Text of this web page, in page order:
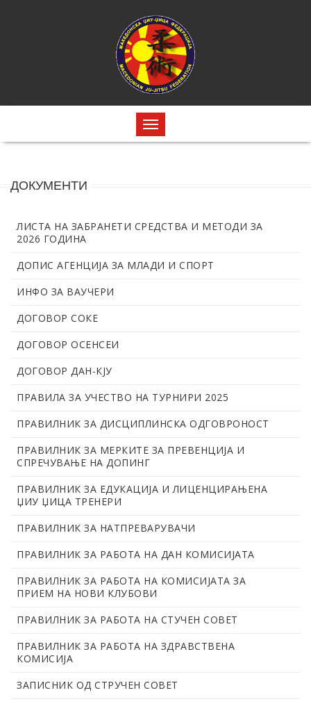
ДОКУМЕНТИ
ЛИСТА НА ЗАБРАНЕТИ СРЕДСТВА И МЕТОДИ ЗА
2026 ГОДИНА
ДОПИС АГЕНЦИЈА ЗА МЛАДИ И СПОРТ
ИНФО ЗА ВАУЧЕРИ
ДОГОВОР СОКЕ
ДОГОВОР ОСЕНСЕИ
ДОГОВОР ДАН-КЈУ
ПРАВИЛА ЗА УЧЕСТВО НА ТУРНИРИ 2025
ПРАВИЛНИК ЗА ДИСЦИПЛИНСКА ОДГОВРОНОСТ
ПРАВИЛНИК ЗА МЕРКИТЕ ЗА ПРЕВЕНЦИЈА И
СПРЕЧУВАЊЕ НА ДОПИНГ
ПРАВИЛНИК ЗА ЕДУКАЦИЈА И ЛИЦЕНЦИРАЊЕНА
ЏИУ ЏИЦА ТРЕНЕРИ
ПРАВИЛНИК ЗА НАТПРЕВАРУВАЧИ
ПРАВИЛНИК ЗА РАБОТА НА ДАН КОМИСИЈАТА
ПРАВИЛНИК ЗА РАБОТА НА КОМИСИЈАТА ЗА
ПРИЕМ НА НОВИ КЛУБОВИ
ПРАВИЛНИК ЗА РАБОТА НА СТУЧЕН СОВЕТ
ПРАВИЛНИК ЗА РАБОТА НА ЗДРАВСТВЕНА
КОМИСИЈА
ЗАПИСНИК ОД СТРУЧЕН СОВЕТ